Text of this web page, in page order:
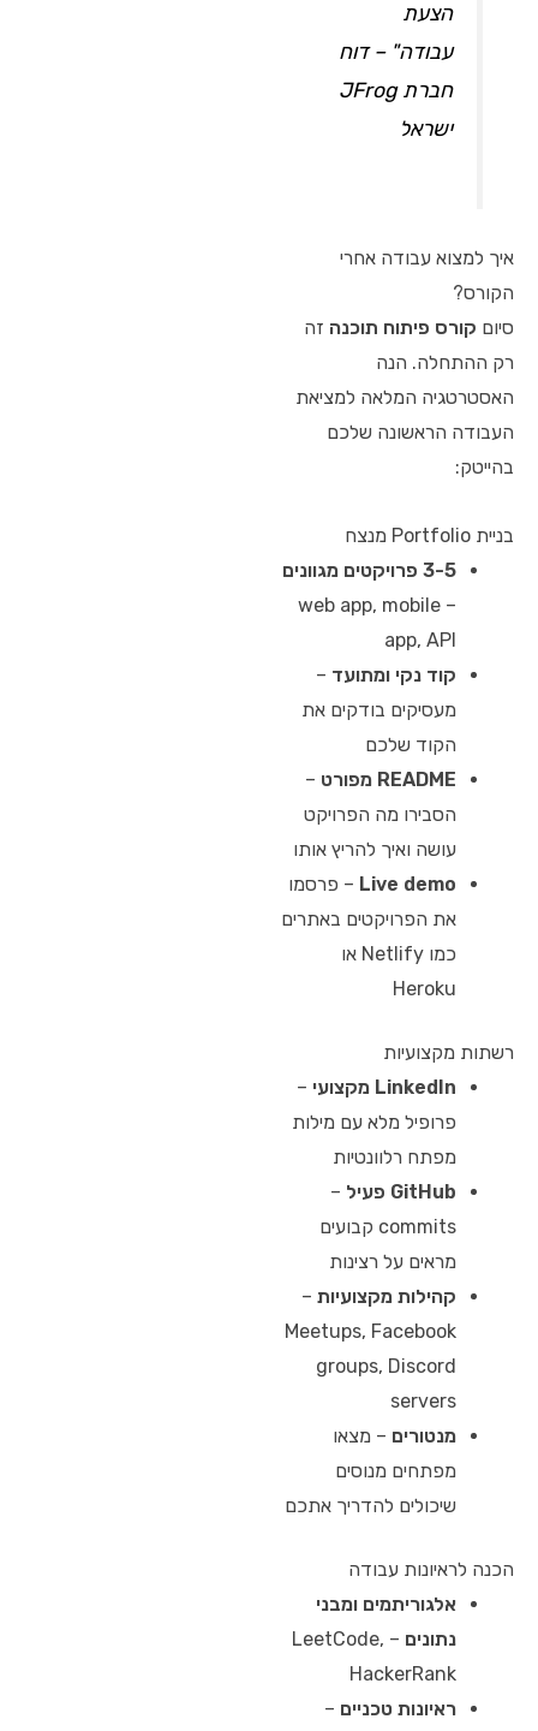
הצעת
עבודה" – דוח
חברת JFrog
ישראל
איך למצוא עבודה אחרי
הקורס?
סיום קורס פיתוח תוכנה זה
רק ההתחלה. הנה
האסטרטגיה המלאה למציאת
העבודה הראשונה שלכם
בהייטק:
בניית Portfolio מנצח
3-5 פרויקטים מגוונים
– web app, mobile
app, API
קוד נקי ומתועד –
מעסיקים בודקים את
הקוד שלכם
README מפורט
–
הסבירו מה הפרויקט
עושה ואיך להריץ אותו
Live demo – פרסמו
את הפרויקטים באתרים
כמו Netlify או
Heroku
רשתות מקצועיות
LinkedIn מקצועי
–
פרופיל מלא עם מילות
מפתח רלוונטיות
GitHub פעיל
–
commits קבועים
מראים על רצינות
קהילות מקצועיות –
Meetups, Facebook
groups, Discord
servers
מנטורים – מצאו
מפתחים מנוסים
שיכולים להדריך אתכם
הכנה לראיונות עבודה
אלגוריתמים ומבני
נתונים
– LeetCode,
HackerRank
ראיונות טכניים –